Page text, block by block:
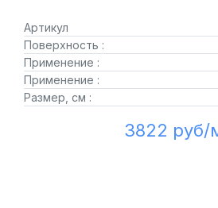
Артикул
Поверхность :
Применение :
Применение :
Размер, см :
3822 руб/